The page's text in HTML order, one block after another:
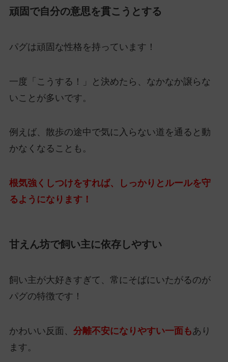
頑固で自分の意思を貫こうとする
パグは頑固な性格を持っています！
一度「こうする！」と決めたら、なかなか譲らな
いことが多いです。
例えば、散歩の途中で気に入らない道を通ると動
かなくなることも。
根気強くしつけをすれば、しっかりとルールを守
るようになります！
甘えん坊で飼い主に依存しやすい
飼い主が大好きすぎて、常にそばにいたがるのが
パグの特徴です！
かわいい反面、 分離不安になりやすい一面もあり
ます。